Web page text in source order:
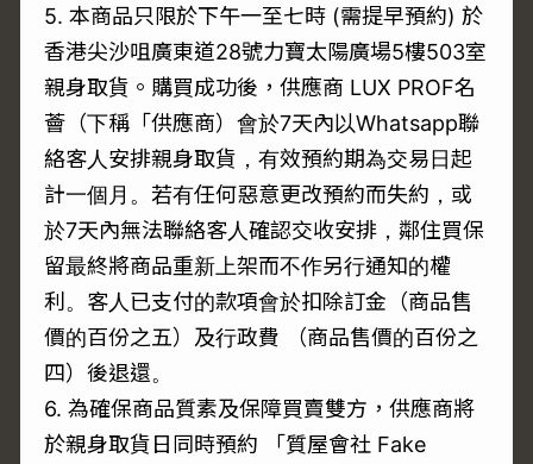
5. 本商品只限於下午一至七時 (需提早預約) 於
香港尖沙咀廣東道28號力寶太陽廣場5樓503室
親身取貨。購買成功後，供應商 LUX PROF名
薈（下稱「供應商）會於7天內以Whatsapp聯
絡客人安排親身取貨，有效預約期為交易日起
計一個月。若有任何惡意更改預約而失約，或
於7天內無法聯絡客人確認交收安排，鄰住買保
留最終將商品重新上架而不作另行通知的權
利。客人已支付的款項會於扣除訂金（商品售
價的百份之五）及行政費 （商品售價的百份之
四）後退還。
6. 為確保商品質素及保障買賣雙方，供應商將
於親身取貨日同時預約 「質屋會社 Fake